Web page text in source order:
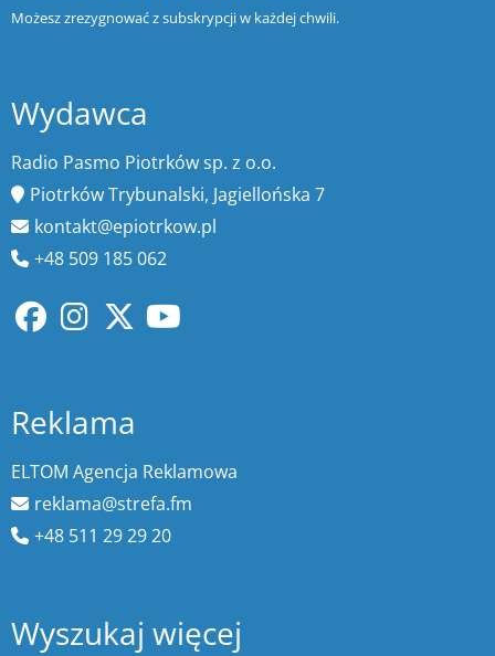
Możesz zrezygnować z subskrypcji w każdej chwili.
Wydawca
Radio Pasmo Piotrków sp. z o.o.
Piotrków Trybunalski, Jagiellońska 7
kontakt@epiotrkow.pl
+48 509 185 062
Reklama
ELTOM Agencja Reklamowa
reklama@strefa.fm
+48 511 29 29 20
Wyszukaj więcej